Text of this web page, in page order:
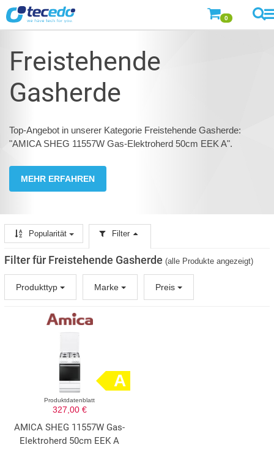
0
Freistehende
Gasherde
Top-Angebot in unserer Kategorie Freistehende Gasherde:
"AMICA SHEG 11557W Gas-Elektroherd 50cm EEK A".
MEHR ERFAHREN
Popularität Filter
Filter für Freistehende Gasherde (alle Produkte angezeigt)
Produkttyp Marke Preis
A
Produktdatenblatt
327,00 €
AMICA SHEG 11557W Gas-
Elektroherd 50cm EEK A